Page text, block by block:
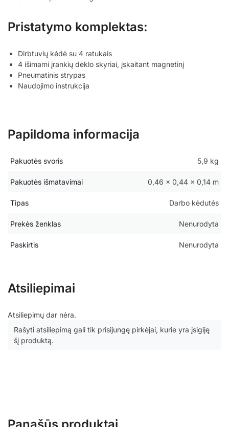
Pristatymo komplektas:
Dirbtuvių kėdė su 4 ratukais
4 išimami įrankių dėklo skyriai, įskaitant magnetinį
Pneumatinis strypas
Naudojimo instrukcija
Papildoma informacija
Pakuotės svoris 5,9 kg
Pakuotės išmatavimai 0,46 × 0,44 × 0,14 m
Tipas Darbo kėdutės
Prekės ženklas Nenurodyta
Paskirtis Nenurodyta
Atsiliepimai
Atsiliepimų dar nėra.
Rašyti atsiliepimą gali tik prisijungę pirkėjai, kurie yra įsigiję
šį produktą.
Panašūs produktai